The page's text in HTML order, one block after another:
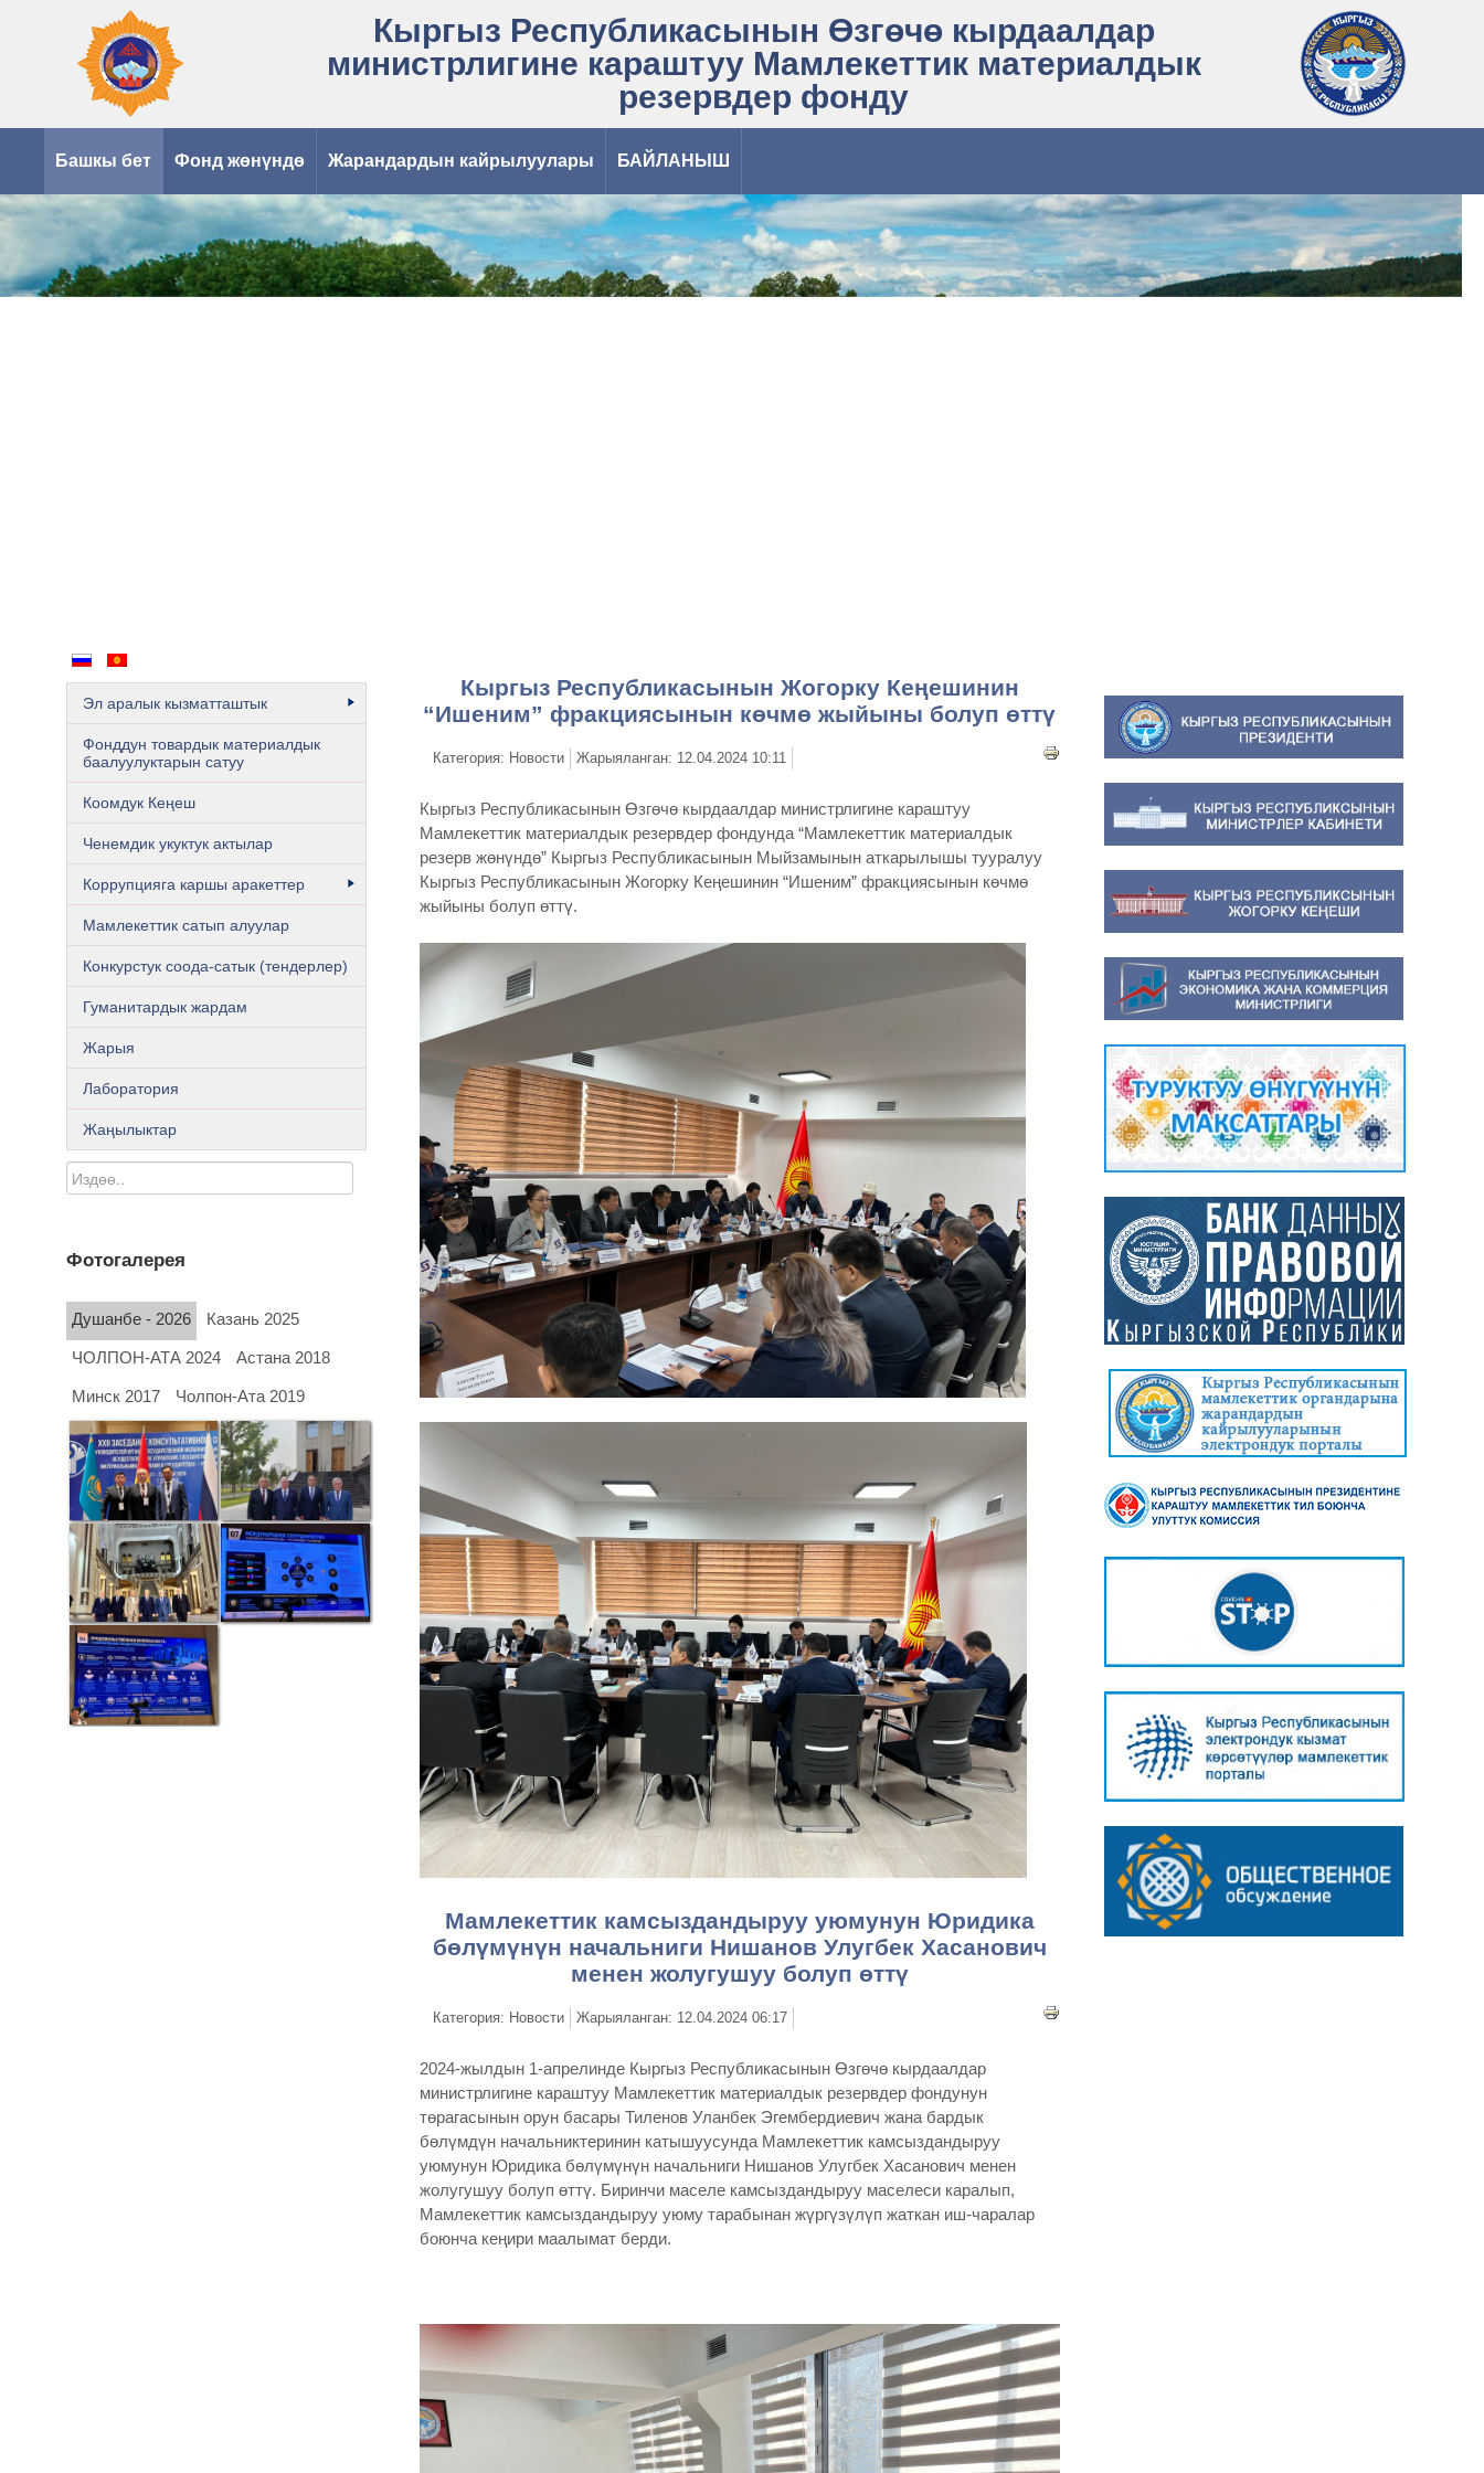
Кыргыз Республикасынын Өзгөчө кырдаалдар
министрлигине караштуу Мамлекеттик материалдык
резервдер фонду
Башкы бет Фонд жөнүндө Жарандардын кайрылуулары БАЙЛАНЫШ
Эл аралык кызматташтык
Фонддун товардык материалдык
баалуулуктарын сатуу
Коомдук Кеңеш
Ченемдик укуктук актылар
Коррупцияга каршы аракеттер
Мамлекеттик сатып алуулар
Конкурстук соода-сатык (тендерлер)
Гуманитардык жардам
Жарыя
Лаборатория
Жаңылыктар
Фотогалерея
Душанбе - 2026 Казань 2025
ЧОЛПОН-АТА 2024 Астана 2018
Минск 2017 Чолпон-Ата 2019
Кыргыз Республикасынын Жогорку Кеңешинин
“Ишеним” фракциясынын көчмө жыйыны болуп өттү
Категория: Новости Жарыяланган: 12.04.2024 10:11
Кыргыз Республикасынын Өзгөчө кырдаалдар министрлигине караштуу
Мамлекеттик материалдык резервдер фондунда “Мамлекеттик материалдык
резерв жөнүндө” Кыргыз Республикасынын Мыйзамынын аткарылышы тууралуу
Кыргыз Республикасынын Жогорку Кеңешинин “Ишеним” фракциясынын көчмө
жыйыны болуп өттү.
Мамлекеттик камсыздандыруу уюмунун Юридика
бөлүмүнүн начальниги Нишанов Улугбек Хасанович
менен жолугушуу болуп өттү
Категория: Новости Жарыяланган: 12.04.2024 06:17
2024-жылдын 1-апрелинде Кыргыз Республикасынын Өзгөчө кырдаалдар
министрлигине караштуу Мамлекеттик материалдык резервдер фондунун
төрагасынын орун басары Тиленов Уланбек Эгембердиевич жана бардык
бөлүмдүн начальниктеринин катышуусунда Мамлекеттик камсыздандыруу
уюмунун Юридика бөлүмүнүн начальниги Нишанов Улугбек Хасанович менен
жолугушуу болуп өттү. Биринчи маселе камсыздандыруу маселеси каралып,
Мамлекеттик камсыздандыруу уюму тарабынан жүргүзүлүп жаткан иш-чаралар
боюнча кеңири маалымат берди.